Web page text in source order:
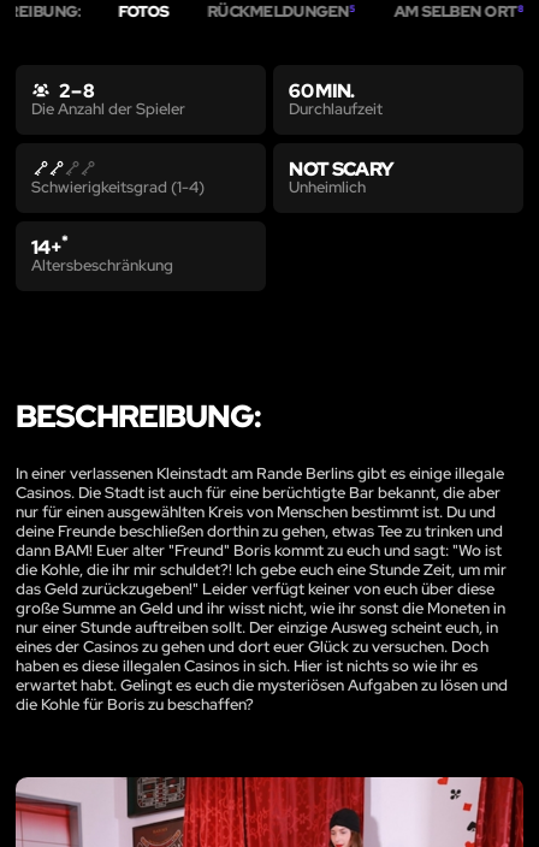
FOTOS RÜCKMELDUNGEN5 AM SELBEN ORT8
2 – 8
Die Anzahl der Spieler
60 MIN.
Durchlaufzeit
Schwierigkeitsgrad (1-4)
NOT SCARY
Unheimlich
14+*
Altersbeschränkung
BESCHREIBUNG:
In einer verlassenen Kleinstadt am Rande Berlins gibt es einige illegale
Casinos. Die Stadt ist auch für eine berüchtigte Bar bekannt, die aber
nur für einen ausgewählten Kreis von Menschen bestimmt ist. Du und
deine Freunde beschließen dorthin zu gehen, etwas Tee zu trinken und
dann BAM! Euer alter "Freund" Boris kommt zu euch und sagt: "Wo ist
die Kohle, die ihr mir schuldet?! Ich gebe euch eine Stunde Zeit, um mir
das Geld zurückzugeben!" Leider verfügt keiner von euch über diese
große Summe an Geld und ihr wisst nicht, wie ihr sonst die Moneten in
nur einer Stunde auftreiben sollt. Der einzige Ausweg scheint euch, in
eines der Casinos zu gehen und dort euer Glück zu versuchen. Doch
haben es diese illegalen Casinos in sich. Hier ist nichts so wie ihr es
erwartet habt. Gelingt es euch die mysteriösen Aufgaben zu lösen und
die Kohle für Boris zu beschaffen?